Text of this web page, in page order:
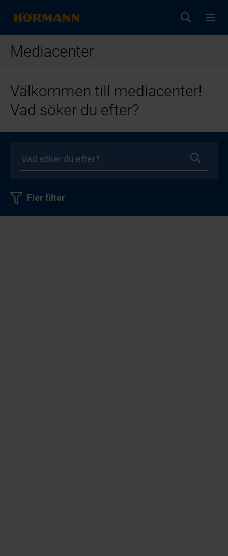
Mediacenter
Välkommen till mediacenter!
Vad söker du efter?
Fler filter